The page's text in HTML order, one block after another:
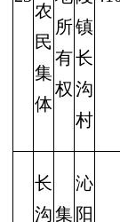
农
民
集
体
所
有
权
镇
长
沟
村
长
沟集
沁
阳